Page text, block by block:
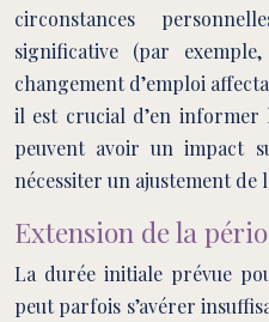
circonstances
significative (par
changement d’emploi
il est crucial d’en informer
peuvent avoir un impact
nécessiter un ajustement de
Extension de la
La durée initiale prévue
peut parfois s’avérer